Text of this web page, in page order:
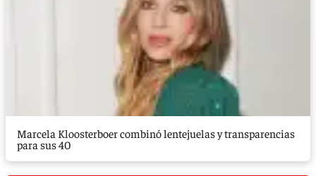
Marcela Kloosterboer combinó lentejuelas y transparencias
para sus 40